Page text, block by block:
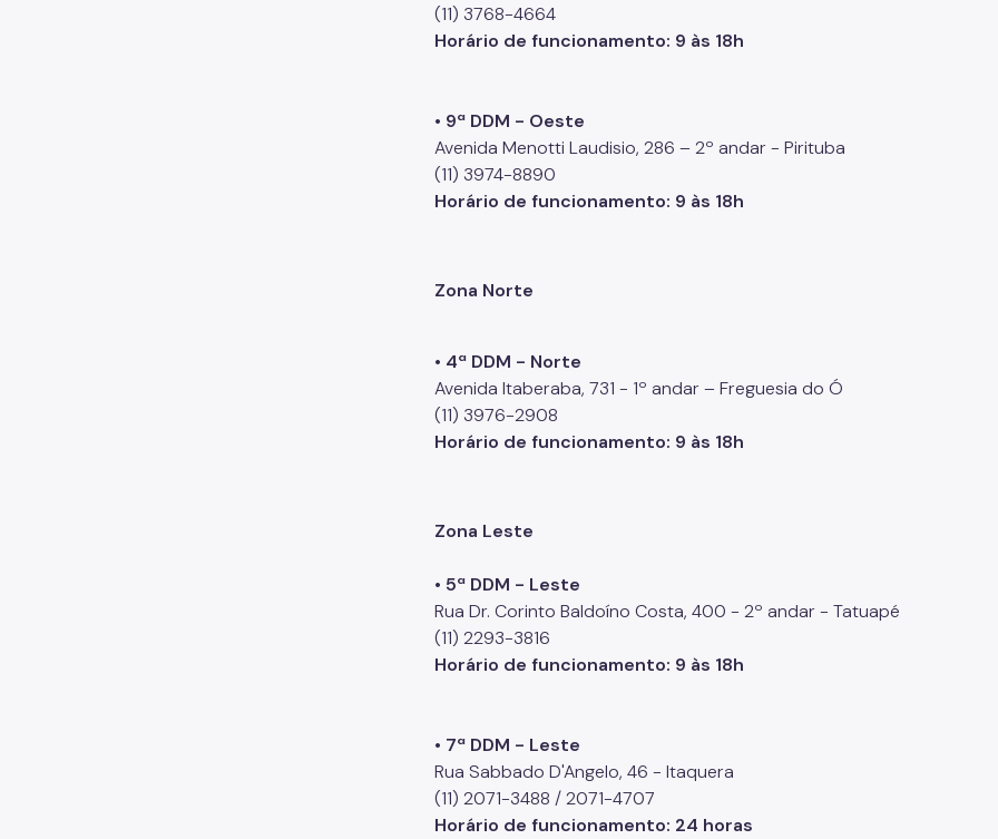
(11) 3768-4664
Horário de funcionamento: 9 às 18h
• 9ª DDM - Oeste
Avenida Menotti Laudisio, 286 – 2º andar - Pirituba
(11) 3974-8890
Horário de funcionamento: 9 às 18h
Zona Norte
• 4ª DDM - Norte
Avenida Itaberaba, 731 - 1º andar – Freguesia do Ó
(11) 3976-2908
Horário de funcionamento: 9 às 18h
Zona Leste
• 5ª DDM - Leste
Rua Dr. Corinto Baldoíno Costa, 400 - 2º andar - Tatuapé
(11) 2293-3816
Horário de funcionamento: 9 às 18h
• 7ª DDM - Leste
Rua Sabbado D'Angelo, 46 - Itaquera
(11) 2071-3488 / 2071-4707
Horário de funcionamento: 24 horas